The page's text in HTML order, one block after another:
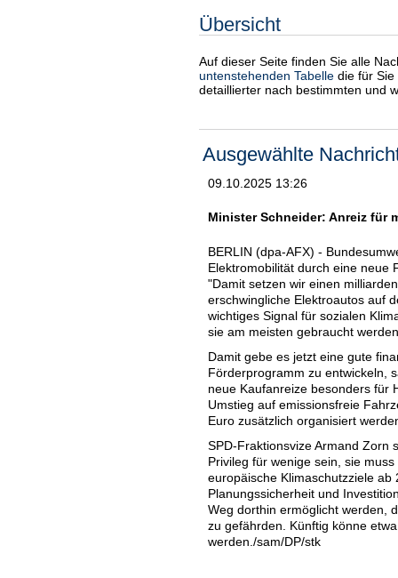
Übersicht
Auf dieser Seite finden Sie alle
untenstehenden Tabelle die für
detaillierter nach bestimmten und
Ausgewählte
09.10.2025 13:26
Minister Schneider: Anreiz für
BERLIN (dpa-AFX) -
Elektromobilität durch eine neue
"Damit setzen wir einen
erschwingliche Elektroautos auf
wichtiges Signal für sozialen
sie am meisten gebraucht
Damit gebe es jetzt eine gute
Förderprogramm zu entwickeln,
neue Kaufanreize besonders für
Umstieg auf emissionsfreie
Euro zusätzlich organisiert
SPD-Fraktionsvize Armand Zorn
Privileg für wenige sein, sie
europäische Klimaschutzziele
Planungssicherheit und
Weg dorthin ermöglicht werden,
zu gefährden. Künftig könne
werden./sam/DP/stk